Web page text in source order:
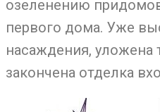
озеленению
первого дома. Уже
насаждения, уложена
закончена отделка